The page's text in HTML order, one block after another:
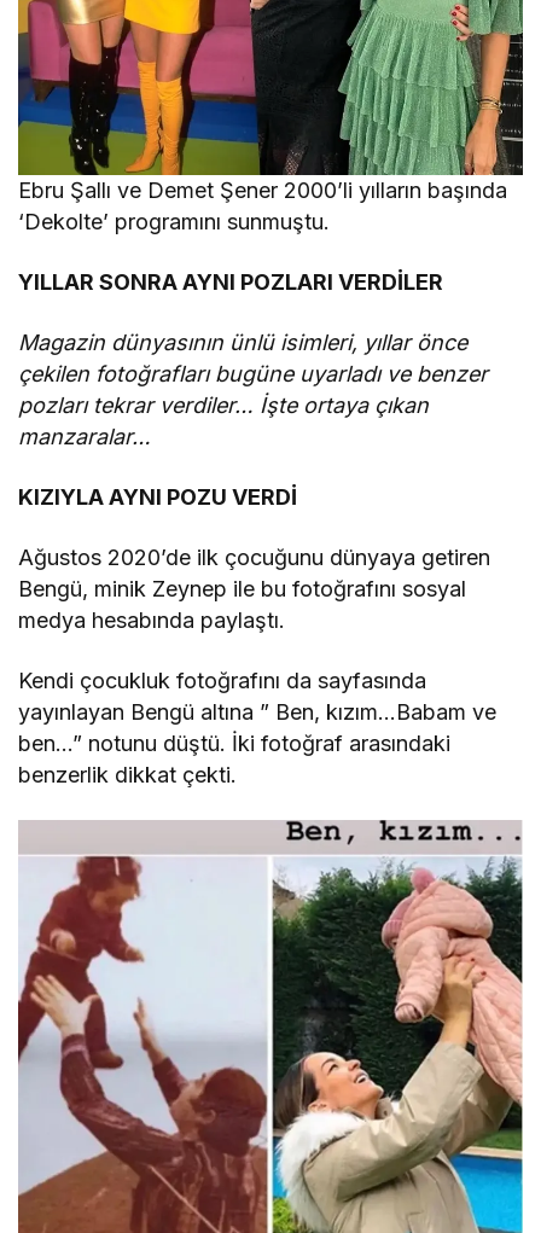
Ebru Şallı ve Demet Şener 2000’li yılların başında
‘Dekolte’ programını sunmuştu.
YILLAR SONRA AYNI POZLARI VERDİLER
Magazin dünyasının ünlü isimleri, yıllar önce
çekilen fotoğrafları bugüne uyarladı ve benzer
pozları tekrar verdiler… İşte ortaya çıkan
manzaralar…
KIZIYLA AYNI POZU VERDİ
Ağustos 2020’de ilk çocuğunu dünyaya getiren
Bengü, minik Zeynep ile bu fotoğrafını sosyal
medya hesabında paylaştı.
Kendi çocukluk fotoğrafını da sayfasında
yayınlayan Bengü altına ” Ben, kızım…Babam ve
ben…” notunu düştü. İki fotoğraf arasındaki
benzerlik dikkat çekti.